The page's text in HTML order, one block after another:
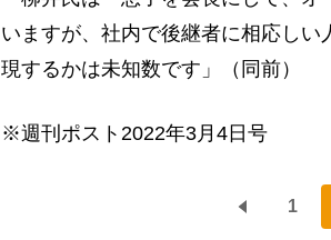
いますが、社内で後継者に相応し
現するかは未知数です」（同前）
※週刊ポスト2022年3月4日号
1